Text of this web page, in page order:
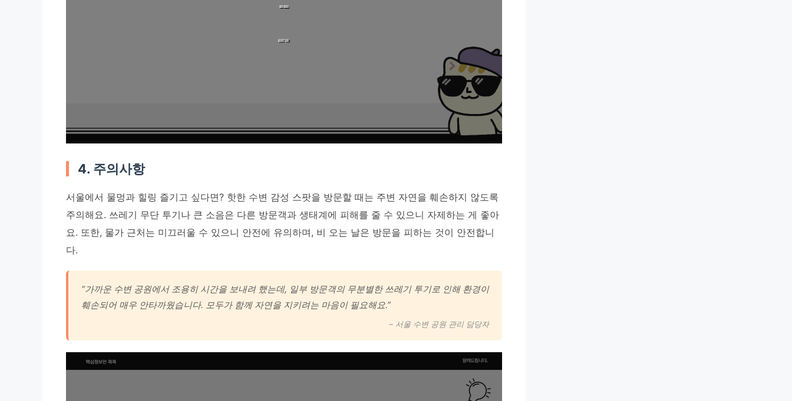
4. 주의사항
서울에서 물멍과 힐링 즐기고 싶다면? 핫한 수변 감성 스팟을 방문할 때는 주변 자연을 훼손하지 않도록
주의해요. 쓰레기 무단 투기나 큰 소음은 다른 방문객과 생태계에 피해를 줄 수 있으니 자제하는 게 좋아
요. 또한, 물가 근처는 미끄러울 수 있으니 안전에 유의하며, 비 오는 날은 방문을 피하는 것이 안전합니
다.
“가까운 수변 공원에서 조용히 시간을 보내려 했는데, 일부 방문객의 무분별한 쓰레기 투기로 인해 환경이
훼손되어 매우 안타까웠습니다. 모두가 함께 자연을 지키려는 마음이 필요해요.”
– 서울 수변 공원 관리 담당자